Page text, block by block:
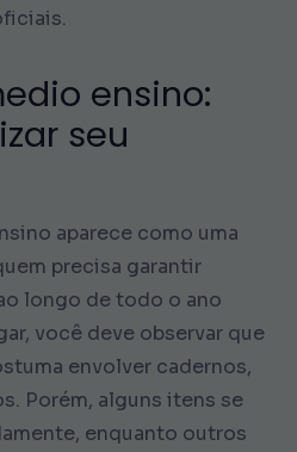
ensino:
seu
aparece como uma
precisa garantir
longo de todo o ano
você deve observar que
envolver cadernos,
Porém, alguns itens se
enquanto outros